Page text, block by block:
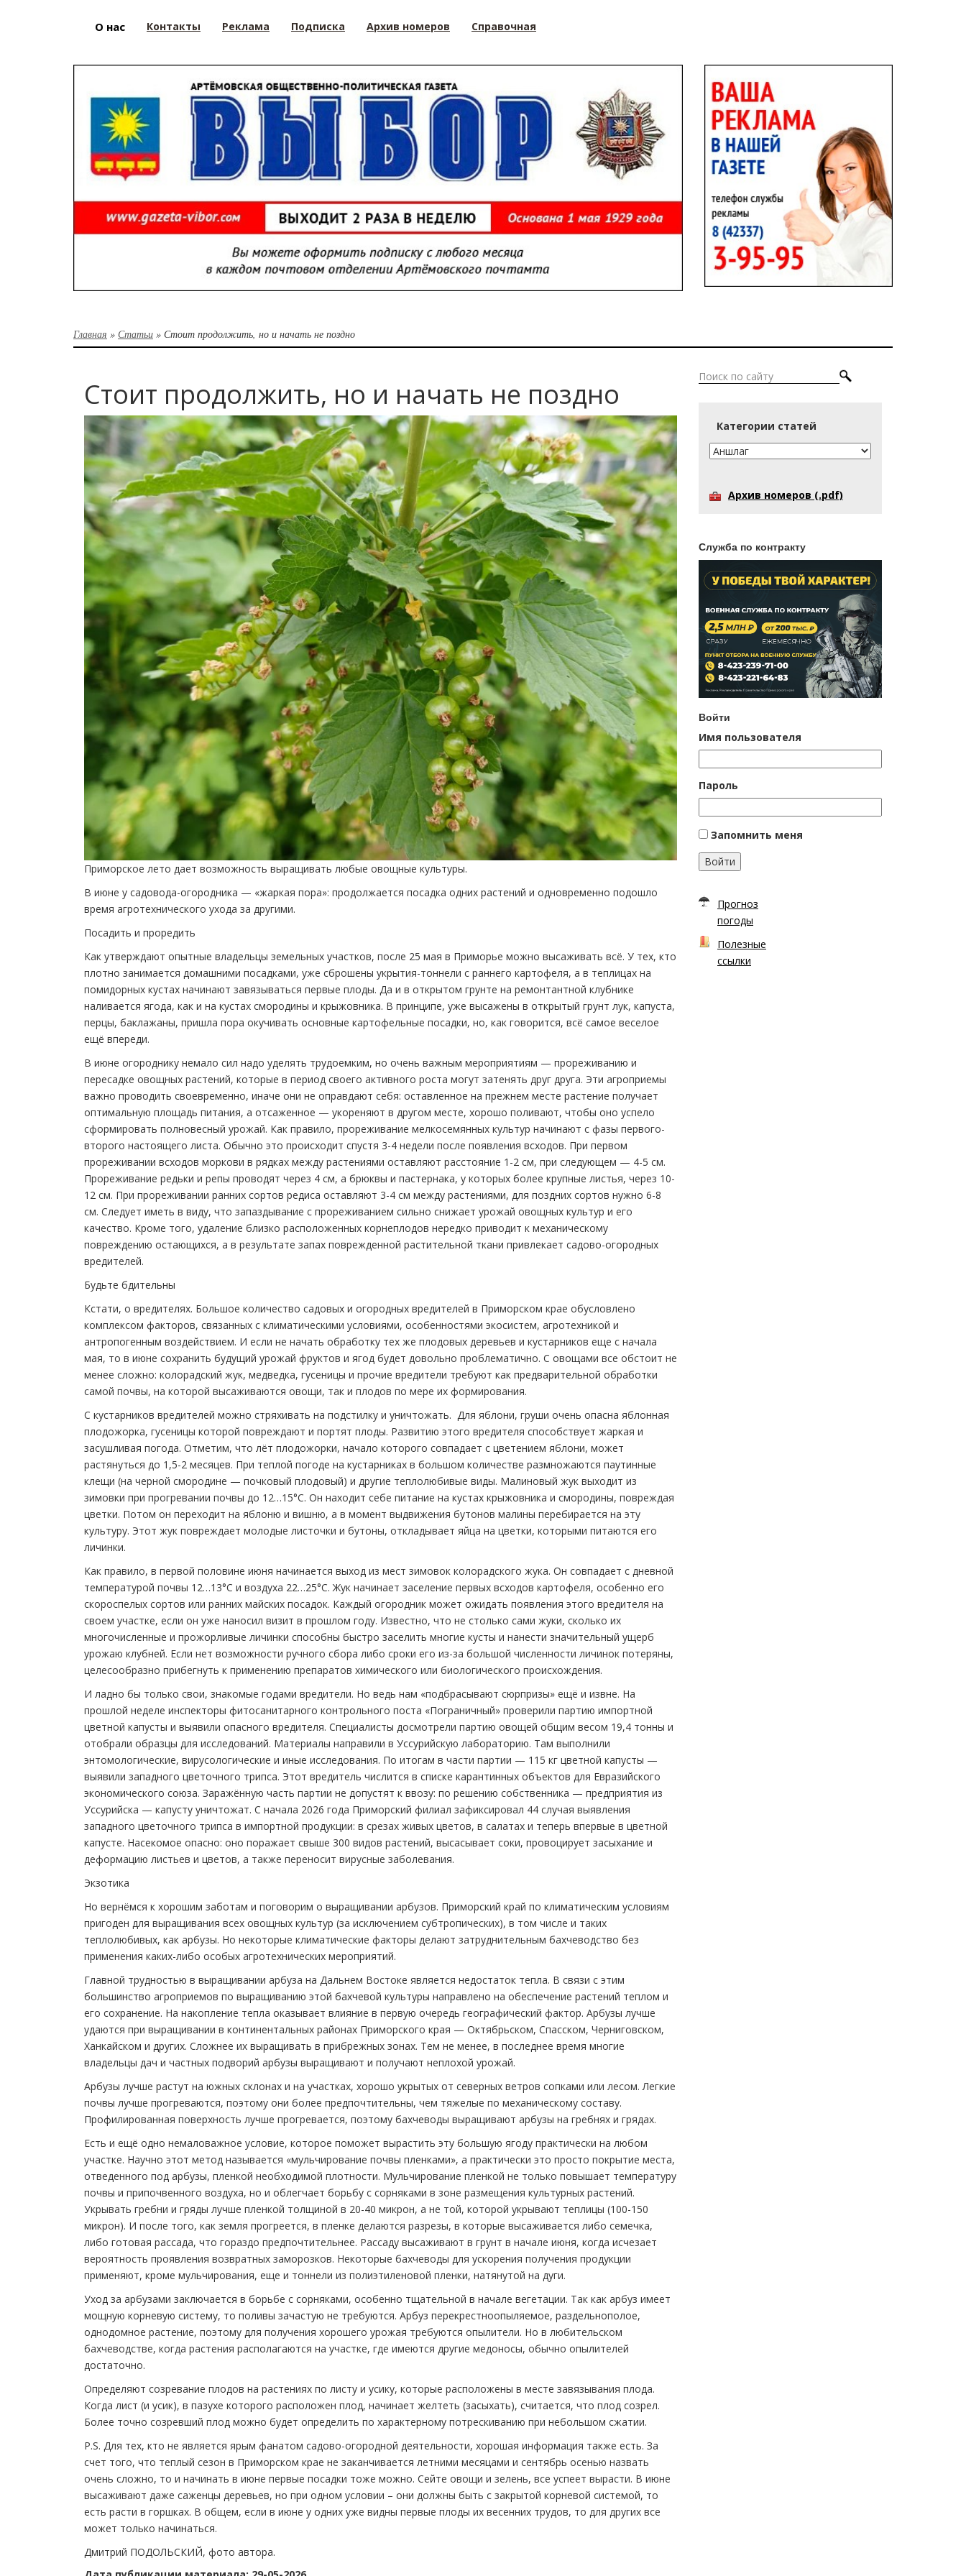
О нас Контакты Реклама Подписка Архив номеров Справочная
Главная » Статьи » Стоит продолжить, но и начать не поздно
Стоит продолжить, но и начать не поздно
Приморское лето дает возможность выращивать любые овощные культуры.
В июне у садовода-огородника — «жаркая пора»: продолжается посадка одних растений и одновременно подошло
время агротехнического ухода за другими.
Посадить и проредить
Как утверждают опытные владельцы земельных участков, после 25 мая в Приморье можно высаживать всё. У тех, кто
плотно занимается домашними посадками, уже сброшены укрытия-тоннели с раннего картофеля, а в теплицах на
помидорных кустах начинают завязываться первые плоды. Да и в открытом грунте на ремонтантной клубнике
наливается ягода, как и на кустах смородины и крыжовника. В принципе, уже высажены в открытый грунт лук, капуста,
перцы, баклажаны, пришла пора окучивать основные картофельные посадки, но, как говорится, всё самое веселое
ещё впереди.
В июне огороднику немало сил надо уделять трудоемким, но очень важным мероприятиям — прореживанию и
пересадке овощных растений, которые в период своего активного роста могут затенять друг друга. Эти агроприемы
важно проводить своевременно, иначе они не оправдают себя: оставленное на прежнем месте растение получает
оптимальную площадь питания, а отсаженное — укореняют в другом месте, хорошо поливают, чтобы оно успело
сформировать полновесный урожай. Как правило, прореживание мелкосемянных культур начинают с фазы первого-
второго настоящего листа. Обычно это происходит спустя 3-4 недели после появления всходов. При первом
прореживании всходов моркови в рядках между растениями оставляют расстояние 1-2 см, при следующем — 4-5 см.
Прореживание редьки и репы проводят через 4 см, а брюквы и пастернака, у которых более крупные листья, через 10-
12 см. При прореживании ранних сортов редиса оставляют 3-4 см между растениями, для поздних сортов нужно 6-8
см. Следует иметь в виду, что запаздывание с прореживанием сильно снижает урожай овощных культур и его
качество. Кроме того, удаление близко расположенных корнеплодов нередко приводит к механическому
повреждению остающихся, а в результате запах поврежденной растительной ткани привлекает садово-огородных
вредителей.
Будьте бдительны
Кстати, о вредителях. Большое количество садовых и огородных вредителей в Приморском крае обусловлено
комплексом факторов, связанных с климатическими условиями, особенностями экосистем, агротехникой и
антропогенным воздействием. И если не начать обработку тех же плодовых деревьев и кустарников еще с начала
мая, то в июне сохранить будущий урожай фруктов и ягод будет довольно проблематично. С овощами все обстоит не
менее сложно: колорадский жук, медведка, гусеницы и прочие вредители требуют как предварительной обработки
самой почвы, на которой высаживаются овощи, так и плодов по мере их формирования.
С кустарников вредителей можно стряхивать на подстилку и уничтожать. Для яблони, груши очень опасна яблонная
плодожорка, гусеницы которой повреждают и портят плоды. Развитию этого вредителя способствует жаркая и
засушливая погода. Отметим, что лёт плодожорки, начало которого совпадает с цветением яблони, может
растянуться до 1,5-2 месяцев. При теплой погоде на кустарниках в большом количестве размножаются паутинные
клещи (на черной смородине — почковый плодовый) и другие теплолюбивые виды. Малиновый жук выходит из
зимовки при прогревании почвы до 12…15°С. Он находит себе питание на кустах крыжовника и смородины, повреждая
цветки. Потом он переходит на яблоню и вишню, а в момент выдвижения бутонов малины перебирается на эту
культуру. Этот жук повреждает молодые листочки и бутоны, откладывает яйца на цветки, которыми питаются его
личинки.
Как правило, в первой половине июня начинается выход из мест зимовок колорадского жука. Он совпадает с дневной
температурой почвы 12…13°С и воздуха 22…25°С. Жук начинает заселение первых всходов картофеля, особенно его
скороспелых сортов или ранних майских посадок. Каждый огородник может ожидать появления этого вредителя на
своем участке, если он уже наносил визит в прошлом году. Известно, что не столько сами жуки, сколько их
многочисленные и прожорливые личинки способны быстро заселить многие кусты и нанести значительный ущерб
урожаю клубней. Если нет возможности ручного сбора либо сроки его из-за большой численности личинок потеряны,
целесообразно прибегнуть к применению препаратов химического или биологического происхождения.
И ладно бы только свои, знакомые годами вредители. Но ведь нам «подбрасывают сюрпризы» ещё и извне. На
прошлой неделе инспекторы фитосанитарного контрольного поста «Пограничный» проверили партию импортной
цветной капусты и выявили опасного вредителя. Специалисты досмотрели партию овощей общим весом 19,4 тонны и
отобрали образцы для исследований. Материалы направили в Уссурийскую лабораторию. Там выполнили
энтомологические, вирусологические и иные исследования. По итогам в части партии — 115 кг цветной капусты —
выявили западного цветочного трипса. Этот вредитель числится в списке карантинных объектов для Евразийского
экономического союза. Заражённую часть партии не допустят к ввозу: по решению собственника — предприятия из
Уссурийска — капусту уничтожат. С начала 2026 года Приморский филиал зафиксировал 44 случая выявления
западного цветочного трипса в импортной продукции: в срезах живых цветов, в салатах и теперь впервые в цветной
капусте. Насекомое опасно: оно поражает свыше 300 видов растений, высасывает соки, провоцирует засыхание и
деформацию листьев и цветов, а также переносит вирусные заболевания.
Экзотика
Но вернёмся к хорошим заботам и поговорим о выращивании арбузов. Приморский край по климатическим условиям
пригоден для выращивания всех овощных культур (за исключением субтропических), в том числе и таких
теплолюбивых, как арбузы. Но некоторые климатические факторы делают затруднительным бахчеводство без
применения каких-либо особых агротехнических мероприятий.
Главной трудностью в выращивании арбуза на Дальнем Востоке является недостаток тепла. В связи с этим
большинство агроприемов по выращиванию этой бахчевой культуры направлено на обеспечение растений теплом и
его сохранение. На накопление тепла оказывает влияние в первую очередь географический фактор. Арбузы лучше
удаются при выращивании в континентальных районах Приморского края — Октябрьском, Спасском, Черниговском,
Ханкайском и других. Сложнее их выращивать в прибрежных зонах. Тем не менее, в последнее время многие
владельцы дач и частных подворий арбузы выращивают и получают неплохой урожай.
Арбузы лучше растут на южных склонах и на участках, хорошо укрытых от северных ветров сопками или лесом. Легкие
почвы лучше прогреваются, поэтому они более предпочтительны, чем тяжелые по механическому составу.
Профилированная поверхность лучше прогревается, поэтому бахчеводы выращивают арбузы на гребнях и грядах.
Есть и ещё одно немаловажное условие, которое поможет вырастить эту большую ягоду практически на любом
участке. Научно этот метод называется «мульчирование почвы пленками», а практически это просто покрытие места,
отведенного под арбузы, пленкой необходимой плотности. Мульчирование пленкой не только повышает температуру
почвы и припочвенного воздуха, но и облегчает борьбу с сорняками в зоне размещения культурных растений.
Укрывать гребни и гряды лучше пленкой толщиной в 20-40 микрон, а не той, которой укрывают теплицы (100-150
микрон). И после того, как земля прогреется, в пленке делаются разрезы, в которые высаживается либо семечка,
либо готовая рассада, что гораздо предпочтительнее. Рассаду высаживают в грунт в начале июня, когда исчезает
вероятность проявления возвратных заморозков. Некоторые бахчеводы для ускорения получения продукции
применяют, кроме мульчирования, еще и тоннели из полиэтиленовой пленки, натянутой на дуги.
Уход за арбузами заключается в борьбе с сорняками, особенно тщательной в начале вегетации. Так как арбуз имеет
мощную корневую систему, то поливы зачастую не требуются. Арбуз перекрестноопыляемое, раздельнополое,
однодомное растение, поэтому для получения хорошего урожая требуются опылители. Но в любительском
бахчеводстве, когда растения располагаются на участке, где имеются другие медоносы, обычно опылителей
достаточно.
Определяют созревание плодов на растениях по листу и усику, которые расположены в месте завязывания плода.
Когда лист (и усик), в пазухе которого расположен плод, начинает желтеть (засыхать), считается, что плод созрел.
Более точно созревший плод можно будет определить по характерному потрескиванию при небольшом сжатии.
P.S. Для тех, кто не является ярым фанатом садово-огородной деятельности, хорошая информация также есть. За
счет того, что теплый сезон в Приморском крае не заканчивается летними месяцами и сентябрь осенью назвать
очень сложно, то и начинать в июне первые посадки тоже можно. Сейте овощи и зелень, все успеет вырасти. В июне
высаживают даже саженцы деревьев, но при одном условии – они должны быть с закрытой корневой системой, то
есть расти в горшках. В общем, если в июне у одних уже видны первые плоды их весенних трудов, то для других все
может только начинаться.
Дмитрий ПОДОЛЬСКИЙ, фото автора.
Категории статей
Архив номеров (.pdf)
Служба по контракту
Войти
Имя пользователя
Пароль
Запомнить меня
Войти
Прогноз
погоды
Полезные
ссылки